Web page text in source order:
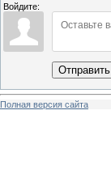
Войдите:
Отправить
Полная версия сайта